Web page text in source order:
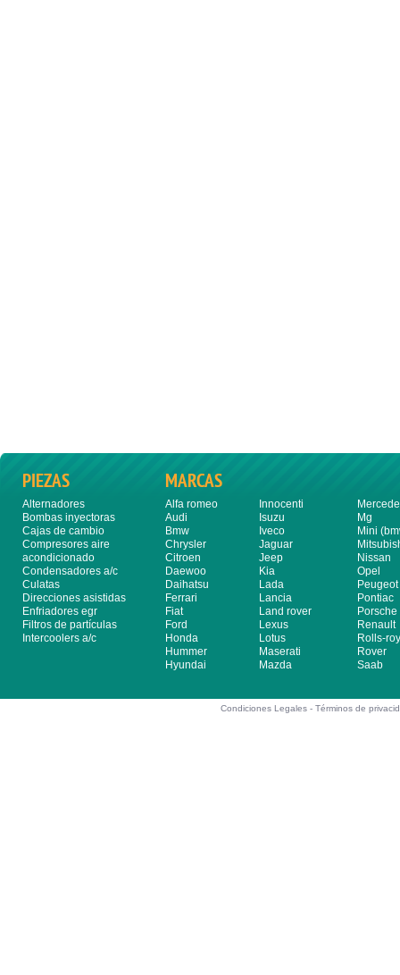
PIEZAS
Alternadores
Bombas inyectoras
Cajas de cambio
Compresores aire
acondicionado
Condensadores a/c
Culatas
Direcciones asistidas
Enfriadores egr
Filtros de partículas
Intercoolers a/c
MARCAS
Alfa romeo
Audi
Bmw
Chrysler
Citroen
Daewoo
Daihatsu
Ferrari
Fiat
Ford
Honda
Hummer
Hyundai
Innocenti
Isuzu
Iveco
Jaguar
Jeep
Kia
Lada
Lancia
Land rover
Lexus
Lotus
Maserati
Mazda
Mg
Mini
Nissan
Opel
Peugeot
Pontiac
Porsche
Renault
Rolls-
Rover
Saab
Condiciones Legales -Términos de